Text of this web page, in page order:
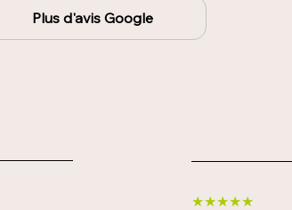
Plus d'avis Google
★★★★★